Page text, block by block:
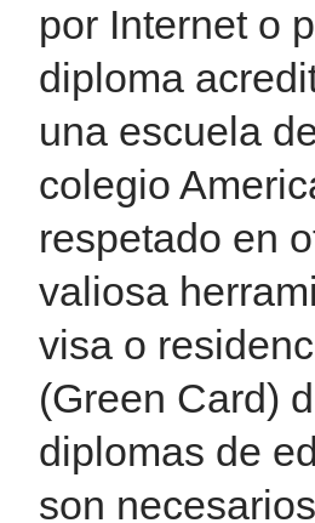
por Internet o
diploma
una escuela
colegio
respetado en
valiosa
visa o
(Green Card)
diplomas de
son